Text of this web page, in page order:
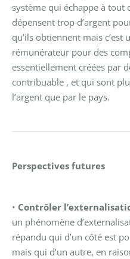
système qui échappe à tout
dépensent trop d’argent
qu’ils obtiennent mais c’est
rémunérateur pour des
essentiellement créées par
contribuable , et qui sont
l’argent que par le pays.
Perspectives futures
• Contrôler
un phénomène
répandu qui d’un côté est
mais qui d’un autre, en